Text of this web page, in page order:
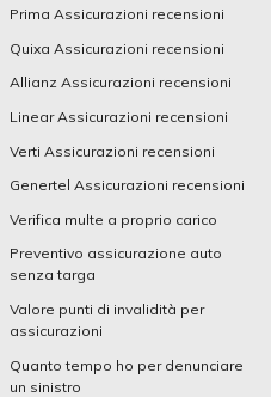
Prima Assicurazioni recensioni
Quixa Assicurazioni recensioni
Allianz Assicurazioni recensioni
Linear Assicurazioni recensioni
Verti Assicurazioni recensioni
Genertel Assicurazioni recensioni
Verifica multe a proprio carico
Preventivo assicurazione auto
senza targa
Valore punti di invalidità per
assicurazioni
Quanto tempo ho per denunciare
un sinistro